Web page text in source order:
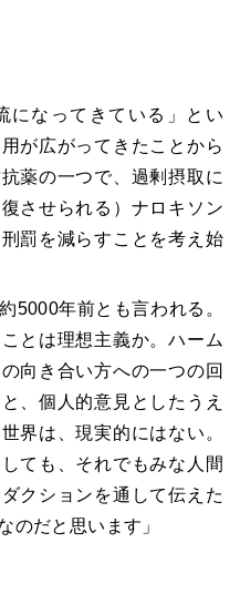
になってきている」とい
が広がってきたことから
薬の一つで、過剰摂取に
させられる）ナロキソン
罰を減らすことを考え始
5000年前とも言われる。
とは理想主義か。ハーム
向き合い方への一つの回
、個人的意見としたうえ
界は、現実的にはない。
ても、それでもみな人間
クションを通して伝えた
のだと思います」